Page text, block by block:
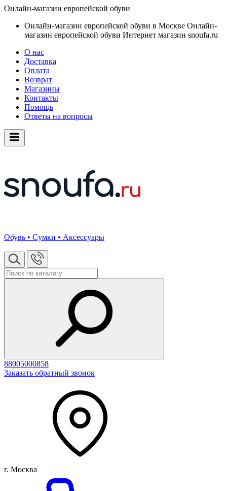
Онлайн-магазин европейской обуви
Онлайн-магазин европейской обуви в Москве Онлайн-
магазин европейской обуви Интернет магазин snoufa.ru
О нас
Доставка
Оплата
Возврат
Магазины
Контакты
Помощь
Ответы на вопросы
Обувь • Сумки • Аксессуары
88005000858
Заказать обратный звонок
г. Москва